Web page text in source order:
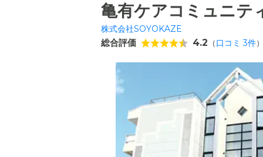
亀有ケアコミュニテ
株式会社SOYOKAZE
総合評価 4.2 （口コミ 3件